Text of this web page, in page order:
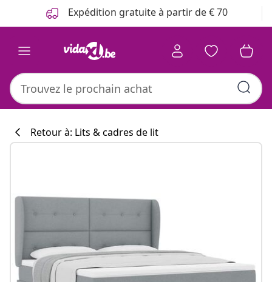
Expédition gratuite à partir de € 70
Retour à: Lits & cadres de lit